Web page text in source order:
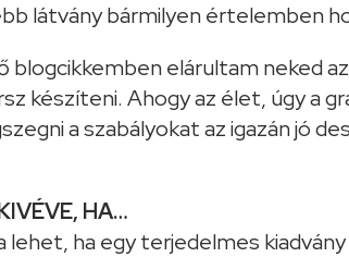
látvány bármilyen értelemben
HA…
ha egy terjedelmes